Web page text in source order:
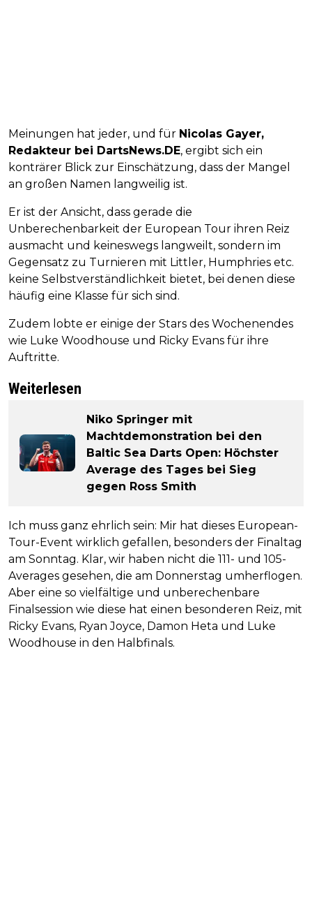
Meinungen hat jeder, und für Nicolas Gayer,
Redakteur bei DartsNews.DE, ergibt sich ein
konträrer Blick zur Einschätzung, dass der Mangel
an großen Namen langweilig ist.
Er ist der Ansicht, dass gerade die
Unberechenbarkeit der European Tour ihren Reiz
ausmacht und keineswegs langweilt, sondern im
Gegensatz zu Turnieren mit Littler, Humphries etc.
keine Selbstverständlichkeit bietet, bei denen diese
häufig eine Klasse für sich sind.
Zudem lobte er einige der Stars des Wochenendes
wie Luke Woodhouse und Ricky Evans für ihre
Auftritte.
Weiterlesen
Niko Springer mit
Machtdemonstration bei den
Baltic Sea Darts Open: Höchster
Average des Tages bei Sieg
gegen Ross Smith
Ich muss ganz ehrlich sein: Mir hat dieses European-
Tour-Event wirklich gefallen, besonders der Finaltag
am Sonntag. Klar, wir haben nicht die 111- und 105-
Averages gesehen, die am Donnerstag umherflogen.
Aber eine so vielfältige und unberechenbare
Finalsession wie diese hat einen besonderen Reiz, mit
Ricky Evans, Ryan Joyce, Damon Heta und Luke
Woodhouse in den Halbfinals.